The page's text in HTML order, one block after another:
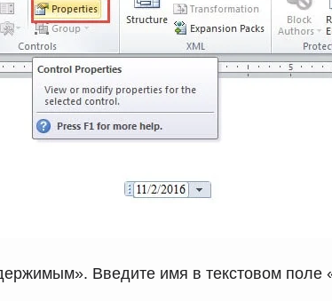
Введите имя в текстовом